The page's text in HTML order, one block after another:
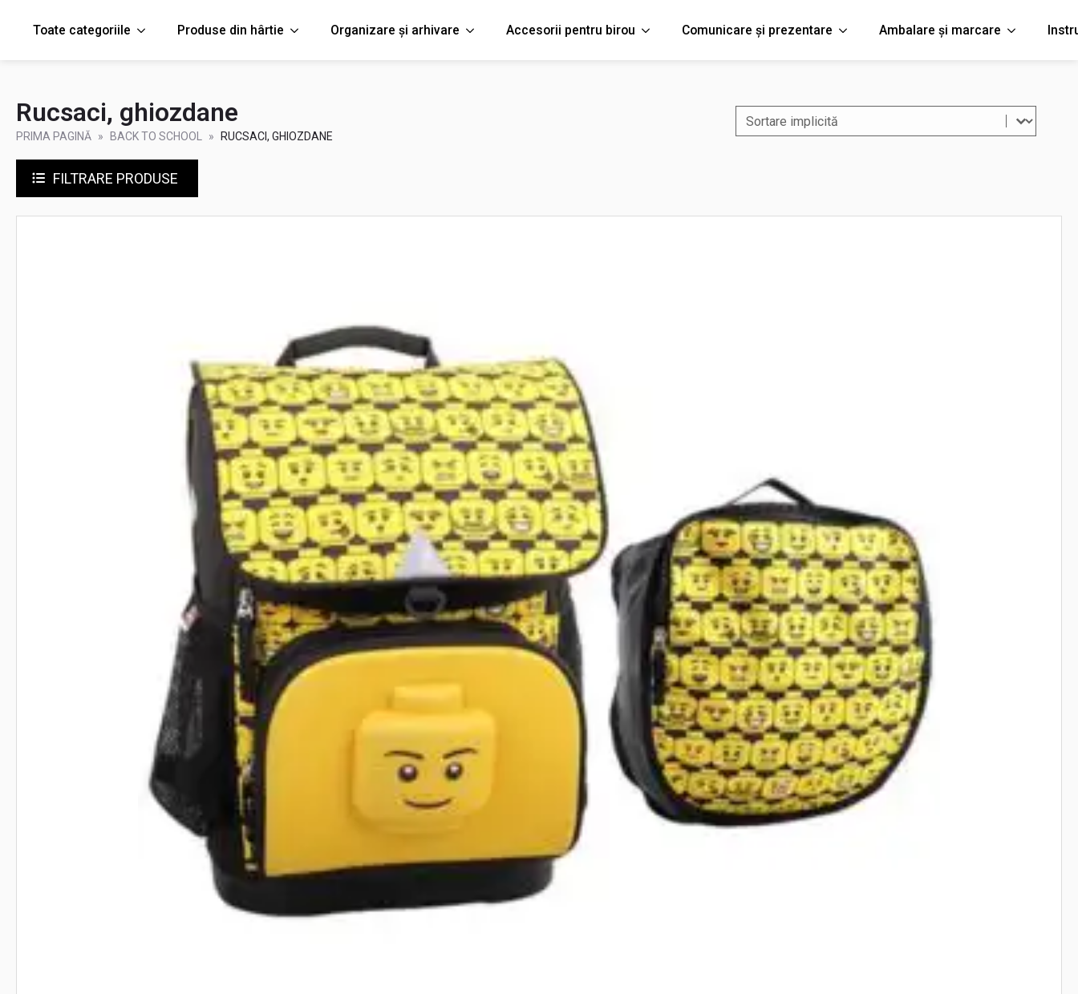
Toate categoriile Produse din hârtie Organizare și arhivare Accesorii pentru birou Comunicare și prezentare Ambalare și marcare
Rucsaci, ghiozdane
PRIMA PAGINĂ BACK TO SCHOOL RUCSACI, GHIOZDANE
Filtreaza
Sort content
FILTRARE PRODUSE